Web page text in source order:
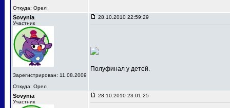
Откуда: Орел
Sovynia
Участник
Зарегистрирован: 11.08.2009
Откуда: Орел
28.10.2010 22:59:29
Полуфинал у детей.
Sovynia
Участник
28.10.2010 23:01:25